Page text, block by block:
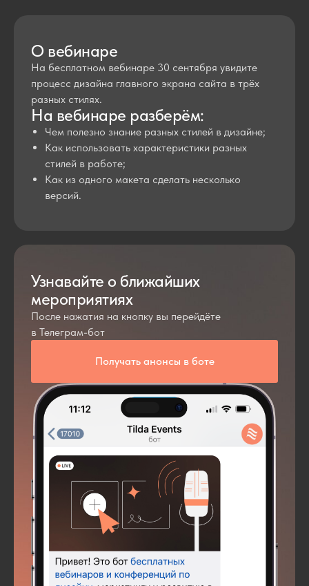
О вебинаре
На бесплатном вебинаре 30 сентября увидите
процесс дизайна главного экрана сайта в трёх
разных стилях.
На вебинаре разберём:
Чем полезно знание разных стилей в дизайне;
Как использовать характеристики разных
стилей в работе;
Как из одного макета сделать несколько
версий.
Узнавайте о ближайших
мероприятиях
После нажатия на кнопку вы перейдёте
в Телеграм-бот
Получать анонсы в боте